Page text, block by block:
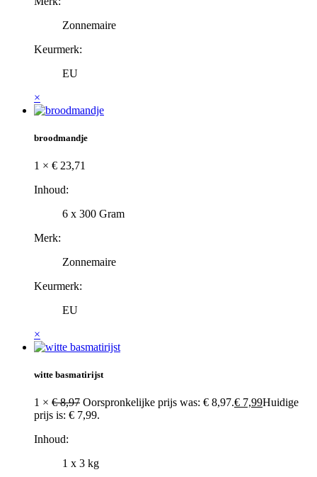
Zonnemaire
Keurmerk:
EU
×
broodmandje
1 × € 23,71
Inhoud:
6 x 300 Gram
Merk:
Zonnemaire
Keurmerk:
EU
×
witte basmatirijst
1 × €8,97 Oorspronkelijke prijs was: € 8,97.€ 7,99Huidige
prijs is: € 7,99.
Inhoud:
1 x 3 kg